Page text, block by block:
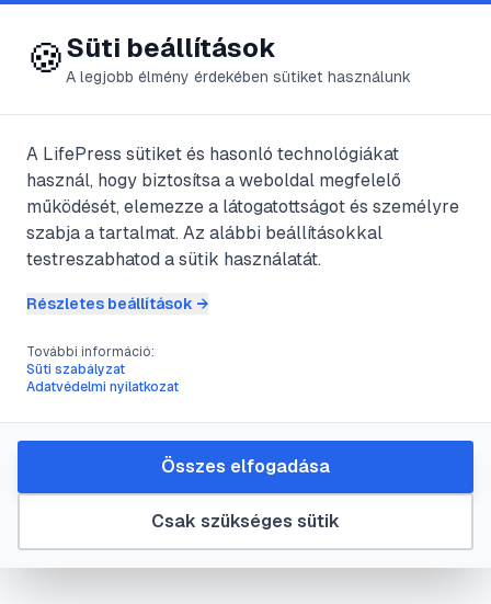
😍 LifePress
🏷️#megszűnés
cikk található ezzel a címkével
Mikor kell tevékenységzáró
mérleget készíteni?
@liebe•2011. szept. 14.•1perc olvasás
🍪Süti beállítások
A legjobb élmény érdekében sütiket használunk
A LifePress sütiket és hasonló technológiákat
használ, hogy biztosítsa a weboldal megfelelő
működését, elemezze a látogatottságot és személyre
szabja a tartalmat. Az alábbi beállításokkal
testreszabhatod a sütik használatát.
Részletes beállítások →
További információ:
Süti szabályzat
Adatvédelmi nyilatkozat
Csak szükséges sütik
Összes elfogadása